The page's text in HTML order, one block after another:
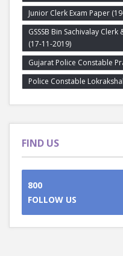
Junior Clerk Exam Paper
GSSSB Bin Sachivalay
(17-11-2019)
Gujarat Police Constable
Police Constable
FIND US
800
FOLLOW US